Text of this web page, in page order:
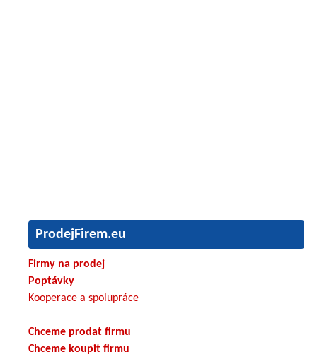
ProdejFirem.eu
Firmy na prodej
Poptávky
Kooperace a spolupráce
Chceme prodat firmu
Chceme koupit firmu